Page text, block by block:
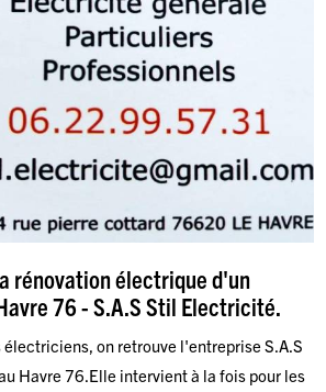
rénovation électrique d'un
76 - S.A.S Stil Electricité.
on retrouve l'entreprise S.A.S
Havre 76.Elle intervient à la fois pour les